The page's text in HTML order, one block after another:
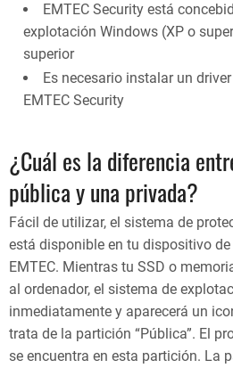
EMTEC Security está
explotación Windows (XP o
superior
Es necesario instalar un
EMTEC Security
¿Cuál es la diferencia
pública y una privada?
Fácil de utilizar, el sistema de
está disponible en tu dispositivo
EMTEC. Mientras tu SSD o
al ordenador, el sistema de
inmediatamente y aparecerá un
trata de la partición “Pública”. El
se encuentra en esta partición. La